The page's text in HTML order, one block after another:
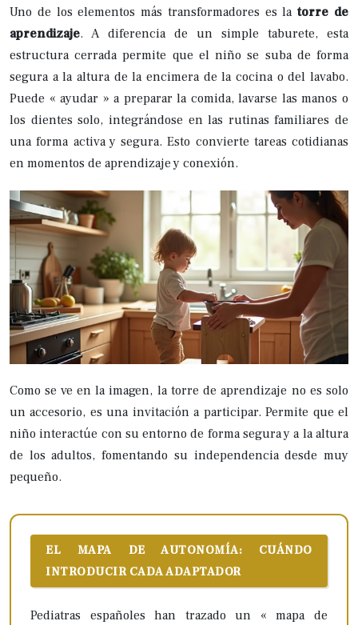
Uno de los elementos más transformadores es latorre de
aprendizaje. A diferencia de un simple taburete, esta
estructura cerrada permite que el niño se suba de forma
segura a la altura de la encimera de la cocina o del lavabo.
Puede « ayudar » a preparar la comida, lavarse las manos o
los dientes solo, integrándose en las rutinas familiares de
una forma activa y segura. Esto convierte tareas cotidianas
en momentos de aprendizaje y conexión.
Como se ve en la imagen, la torre de aprendizaje no es solo
un accesorio, es una invitación a participar. Permite que el
niño interactúe con su entorno de forma segura y a la altura
de los adultos, fomentando su independencia desde muy
pequeño.
EL MAPA DE AUTONOMÍA: CUÁNDO
INTRODUCIR CADA ADAPTADOR
Pediatras españoles han trazado un « mapa de